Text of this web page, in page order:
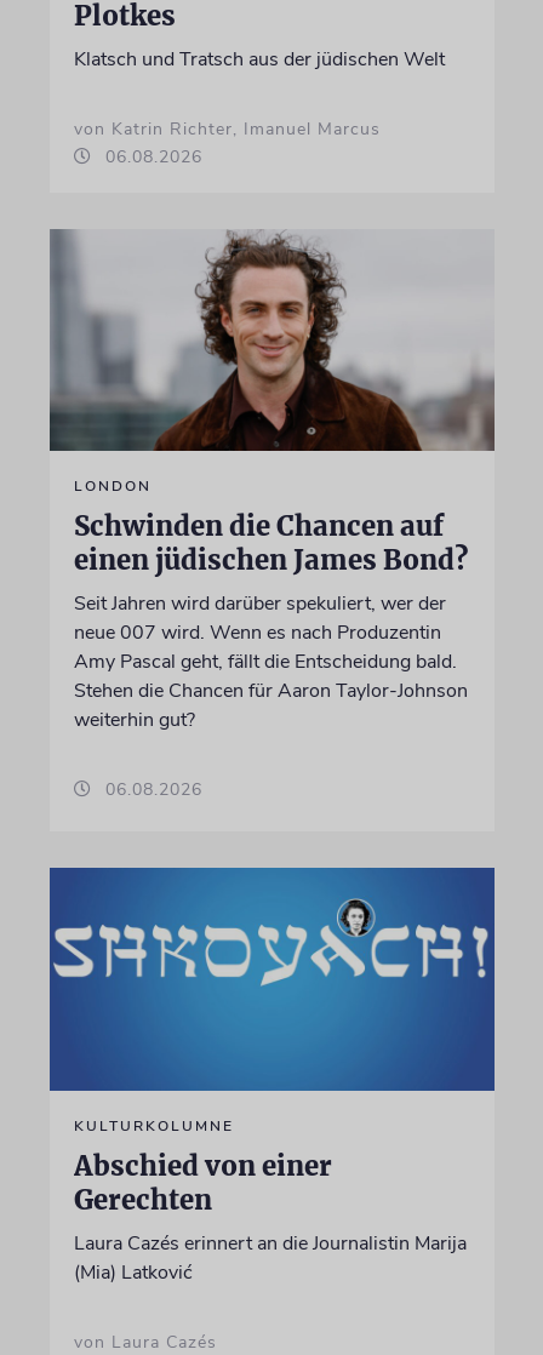
Plotkes
Klatsch und Tratsch aus der jüdischen Welt
von Katrin Richter, Imanuel Marcus
06.08.2026
LONDON
Schwinden die Chancen auf
einen jüdischen James Bond?
Seit Jahren wird darüber spekuliert, wer der
neue 007 wird. Wenn es nach Produzentin
Amy Pascal geht, fällt die Entscheidung bald.
Stehen die Chancen für Aaron Taylor-Johnson
weiterhin gut?
06.08.2026
KULTURKOLUMNE
Abschied von einer
Gerechten
Laura Cazés erinnert an die Journalistin Marija
(Mia) Latković
von Laura Cazés